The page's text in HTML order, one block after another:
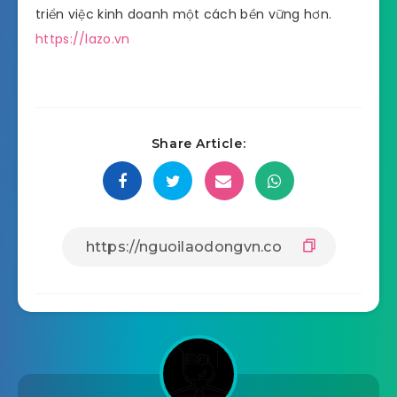
triển việc kinh doanh một cách bền vững hơn.
https://lazo.vn
Share Article: